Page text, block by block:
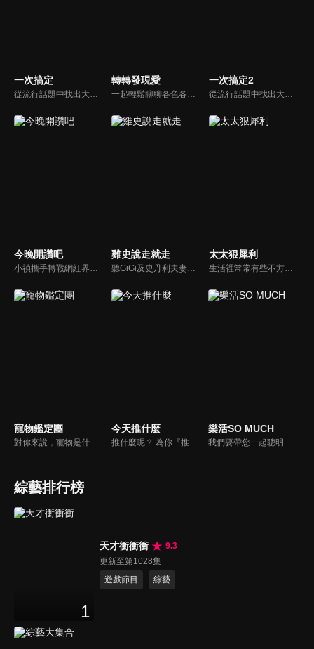
一次搞定
從流行話題中找出大眾關心的、正在煩惱的問題，由台灣好媳婦佩甄與日本型男風田親身實驗，替觀眾解決生活的大小事，傳授生活密技讓你「一次搞定」！
轉轉發現愛
一起輕鬆聊聊各色各樣的人生故事，一起發現愛！
一次搞定2
從流行話題中找出大眾關心的、正在煩惱的問題，由台灣好媳婦佩甄與日本型男風田親身實驗，替觀眾解決生活的大小事，傳授生活密技讓你「一次搞定」！
今晚開讚吧
小禎攜手轉戰網紅界獲好評的羅時豐主持綜藝節目《今晚開讚吧》，節目嘗試創新互動式節目，帶動討論時事及創新的議題，打破傳統的談話模式，進而更貼近網路群眾。
雞史說走就走
聽GiGi及史丹利夫妻兩人的有趣對話和故事，讓一成不變的生活，多一些笑聲！
太太狠犀利
生活裡常常有些不方便，但其實只要有一些小創意，就會讓生活變得更有趣，就讓美食達人焦志方與生活玩家巴鈺帶領專家們，告訴大家最即時、最便利、最實用的解決之道！
寵物鑑定團
對你來說，寵物是什麼？是一個在你寂寞時靜靜守候著的朋友？還是處處依賴你生活的牽絆呢？我想大多數人的答案應該選擇以上皆是吧。在節目中告訴觀眾們如何飼養家裡寵物，並捕捉飼養過程中的趣味花絮，藉由主持人與來賓的生動談話中，讓觀眾了解人類飼養寵物的歷史，寵物會有哪些習性以及需要等問題。
今天推什麼
推什麼呢？ 為你『推』上熱騰騰第一手消息！時下最新、最夯！吃喝玩樂食衣住行藝文活動，哪邊流行哪邊去！好物推薦真心不騙！跟著《今天推什麼》走在潮流最前線！
樂活SO MUCH
我們要帶您一起聰明快樂過生活！由聰明生活家張雅芳主持的健康休閒資訊類節目，主題式介紹探討各種飲食、保健、醫學、休閒、民生、環保等，各種國人關心的樂活新訊，讓觀眾朋友一同感受快樂、用心過生活，其實就是那麼的簡單。
綜藝排行榜
1
天才衝衝衝
9.3
更新至第1028集
遊戲節目
綜藝